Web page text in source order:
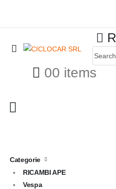
00 items
Categorie
RICAMBI APE
Vespa